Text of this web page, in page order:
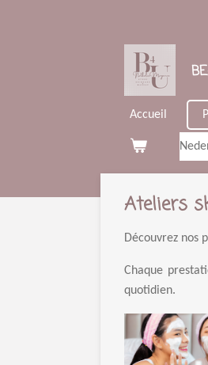
Accueil
Ateliers
Découvrez nos
Chaque
quotidien.